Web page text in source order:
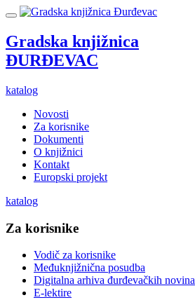
Gradska knjižnica
ĐURĐEVAC
katalog
Novosti
Za korisnike
Dokumenti
O knjižnici
Kontakt
Europski projekt
katalog
Za korisnike
Vodič za korisnike
Međuknjižnična posudba
Digitalna arhiva đurđevačkih novina
E-lektire